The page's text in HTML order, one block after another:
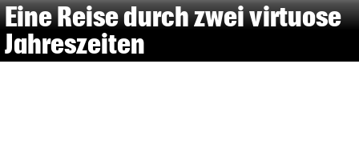
Eine Reise durch zwei virtuose
Jahreszeiten